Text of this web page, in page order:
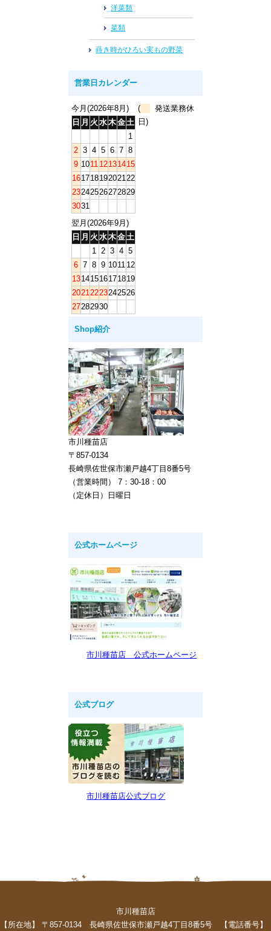
洋菜類
菜類
蒔き時がひろい実もの野菜
営業日カレンダー
今月(2026年8月)
日 月 火 水木金土
1
2 3 4 5 6 7 8
9 1011 12131415
16171819202122
23242526272829
3031
翌月(2026年9月)
日 月 火 水木金 土
1
2 3 4 5
6 7 8 9 1011 12
13141516171819
2021 2223242526
27282930
(
発送業務休
日)
Shop紹介
市川種苗店
〒857-0134
長崎県佐世保市瀬戸越4丁目8番5号
（営業時間） 7：30-18：00
（定休日）日曜日
公式ホームページ
市川種苗店 公式ホームページ
公式ブログ
市川種苗店公式ブログ
市川種苗店
【所在地】 〒857-0134 長崎県佐世保市瀬戸越4丁目8番5号 【電話番号】